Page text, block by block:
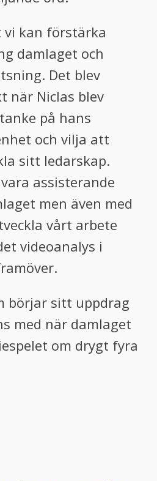
vi kan förstärka
damlaget och
Det blev
när Niclas blev
på hans
och vilja att
sitt ledarskap.
assisterande
men även med
vårt arbete
videoanalys i
börjar sitt uppdrag
med när damlaget
om drygt fyra